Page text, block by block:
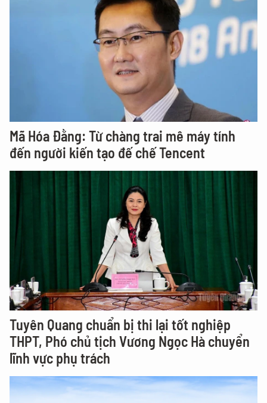
Mã Hóa Đằng: Từ chàng trai mê máy tính
đến người kiến tạo đế chế Tencent
Tuyên Quang chuẩn bị thi lại tốt nghiệp
THPT, Phó chủ tịch Vương Ngọc Hà chuyển
lĩnh vực phụ trách